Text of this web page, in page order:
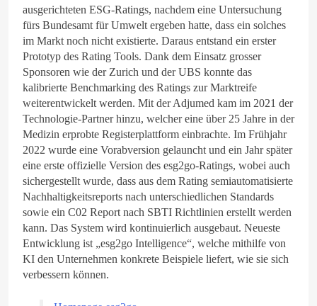
ausgerichteten ESG-Ratings, nachdem eine Untersuchung
fürs Bundesamt für Umwelt ergeben hatte, dass ein solches
im Markt noch nicht existierte. Daraus entstand ein erster
Prototyp des Rating Tools. Dank dem Einsatz grosser
Sponsoren wie der Zurich und der UBS konnte das
kalibrierte Benchmarking des Ratings zur Marktreife
weiterentwickelt werden. Mit der Adjumed kam im 2021 der
Technologie-Partner hinzu, welcher eine über 25 Jahre in der
Medizin erprobte Registerplattform einbrachte. Im Frühjahr
2022 wurde eine Vorabversion gelauncht und ein Jahr später
eine erste offizielle Version des esg2go-Ratings, wobei auch
sichergestellt wurde, dass aus dem Rating semiautomatisierte
Nachhaltigkeitsreports nach unterschiedlichen Standards
sowie ein C02 Report nach SBTI Richtlinien erstellt werden
kann. Das System wird kontinuierlich ausgebaut. Neueste
Entwicklung ist „esg2go Intelligence“, welche mithilfe von
KI den Unternehmen konkrete Beispiele liefert, wie sie sich
verbessern können.